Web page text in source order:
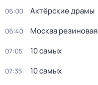
06:00 Актёрские драмы
06:40 Москва резиновая
07:05 10 самых
07:35 10 самых